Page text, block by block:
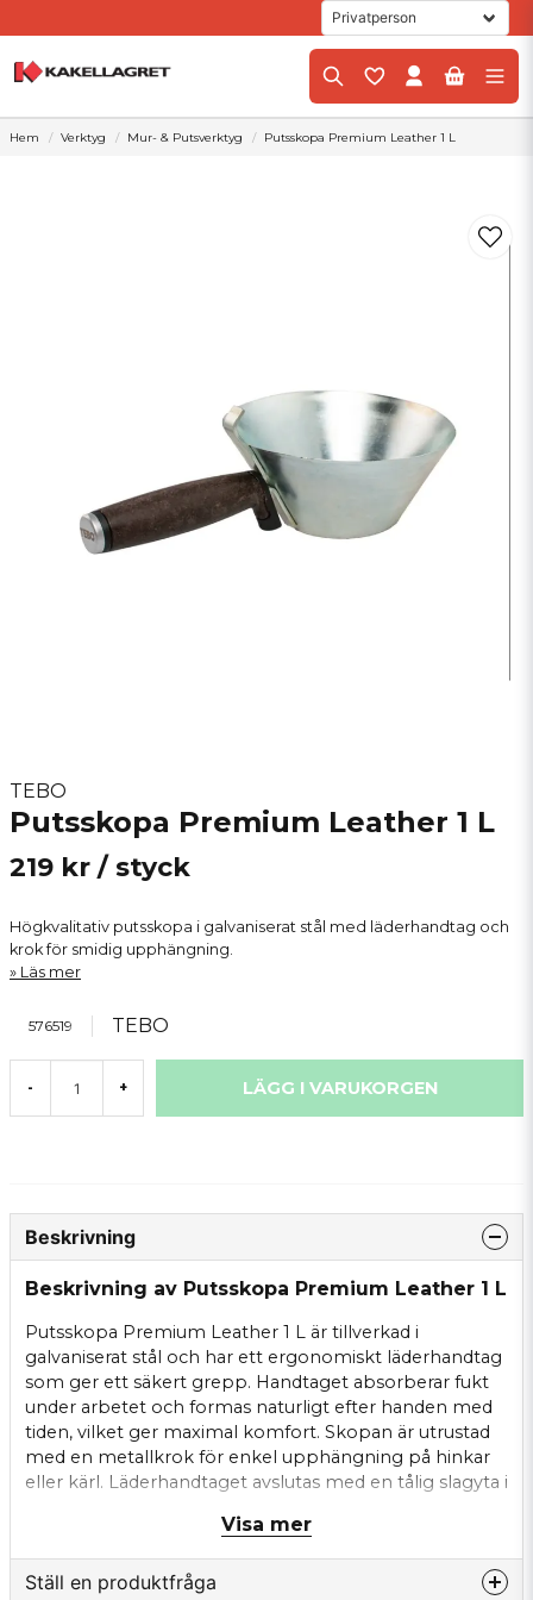
Hem Verktyg Mur- & Putsverktyg Putsskopa Premium Leather 1 L
TEBO
Putsskopa Premium Leather 1 L
219 kr / styck
Högkvalitativ putsskopa i galvaniserat stål med läderhandtag och
krok för smidig upphängning.
Läs mer
576519 TEBO
- + LÄGG I VARUKORGEN
Beskrivning
Beskrivning av Putsskopa Premium Leather 1 L
Putsskopa Premium Leather 1 L är tillverkad i
galvaniserat stål och har ett ergonomiskt läderhandtag
som ger ett säkert grepp. Handtaget absorberar fukt
under arbetet och formas naturligt efter handen med
tiden, vilket ger maximal komfort. Skopan är utrustad
med en metallkrok för enkel upphängning på hinkar
eller kärl. Läderhandtaget avslutas med en tålig slagyta i
Visa mer
Ställ en produktfråga